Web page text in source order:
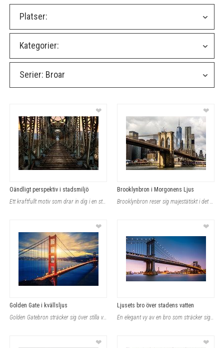
Platser:
Kategorier:
Serier: Broar
❤
Oändligt perspektiv i stadsmiljö
Ett kraftfullt motiv som drar in dig i en stadsmiljös råa struktur med en rostig
❤
Brooklynbron i Morgonens Ljus
Brooklynbron reser sig majestätiskt i det mjuka morgonljuset, med Manhattans sky
❤
Golden Gate i kvällsljus
Golden Gatebron sträcker sig över stilla vatten under en färgstark solnedgång so
❤
Ljusets bro över stadens vatten
En elegant vy av en bro som sträcker sig över ett spegelblankt vatten, där stads
❤ ❤